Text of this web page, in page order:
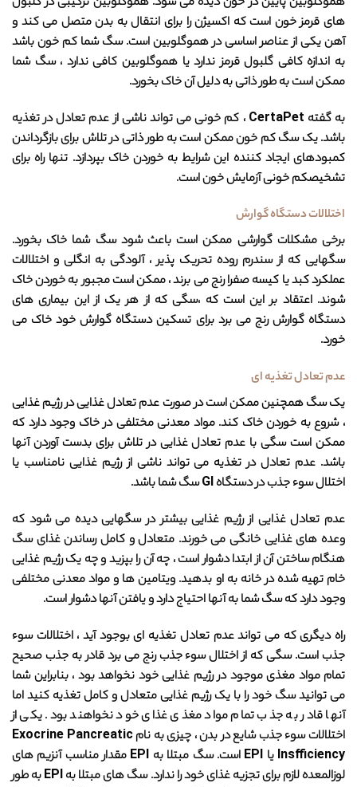
های قرمز خون است که اکسیژن را برای انتقال به بدن متصل می کند و
آهن یکی از عناصر اساسی در هموگلوبین است. سگ شما کم خون باشد
به اندازه کافی گلبول قرمز ندارد یا هموگلوبین کافی ندارد ، سگ شما
ممکن است به طور ذاتی به دلیل آن خاک بخورد.
به گفته CertaPet ، کم خونی می تواند ناشی از عدم تعادل در تغذیه
باشد. یک سگ کم خون ممکن است به طور ذاتی در تلاش برای بازگرداندن
کمبودهای ایجاد کننده این شرایط به خوردن خاک بپردازد. تنها راه برای
تشخیصکم خونی آزمایش خون است.
اختلالات دستگاه گوارش
برخی مشکلات گوارشی ممکن است باعث شود سگ شما خاک بخورد.
سگهایی که از سندرم روده تحریک پذیر ، آلودگی به انگلی و اختلالات
عملکرد کبد یا کیسه صفرا رنج می برند ، ممکن است مجبور به خوردن خاک
شوند. اعتقاد بر این است که ،سگی که از هر یک از این بیماری های
دستگاه گوارش رنج می برد برای تسکین دستگاه گوارش خود خاک می
خورد.
عدم تعادل تغذیه ای
یک سگ همچنین ممکن است در صورت عدم تعادل غذایی در رژیم غذایی
، شروع به خوردن خاک کند. مواد معدنی مختلفی در خاک وجود دارد که
ممکن است سگی با عدم تعادل غذایی در تلاش برای بدست آوردن آنها
باشد. عدم تعادل در تغذیه می تواند ناشی از رژیم غذایی نامناسب یا
اختلال سوء جذب در دستگاه GI سگ شما باشد.
عدم تعادل غذایی از رژیم غذایی بیشتر در سگهایی دیده می شود که
وعده های غذایی خانگی می خورند. متعادل و کامل رساندن غذای سگ
هنگام ساختن آن از ابتدا دشوار است ، چه آن را بپزید و چه یک رژیم غذایی
خام تهیه شده در خانه به او بدهید. ویتامین ها و مواد معدنی مختلفی
وجود دارد که سگ شما به آنها احتیاج دارد و یافتن آنها دشوار است.
راه دیگری که می تواند عدم تعادل تغذیه ای بوجود آید ، اختلالات سوء
جذب است. سگی که از اختلال سوء جذب رنج می برد قادر به جذب صحیح
تمام مواد مغذی موجود در رژیم غذایی خود نخواهد بود ، بنابراین شما
می توانید سگ خود را با یک رژیم غذایی متعادل و کامل تغذیه کنید اما
آنها قادر به جذب تمام مواد مغذی غذای خود نخواهند بود. یکی از
اختلالات سوء جذب شایع در بدن ، چیزی به نام Exocrine Pancreatic
Insfficiency یا EPI است. سگ مبتلا به EPI مقدار مناسب آنزیم های
لوزالمعده لازم برای تجزیه غذای خود را ندارد. سگ های مبتلا به EPI به طور